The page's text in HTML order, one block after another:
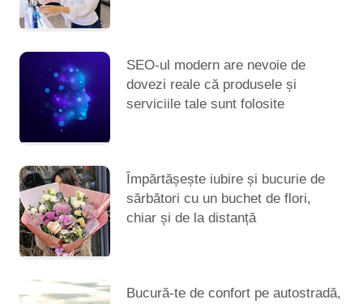
SEO-ul modern are nevoie de
dovezi reale că produsele și
serviciile tale sunt folosite
Împărtășește iubire și bucurie de
sărbători cu un buchet de flori,
chiar și de la distanță
Bucură-te de confort pe autostradă,